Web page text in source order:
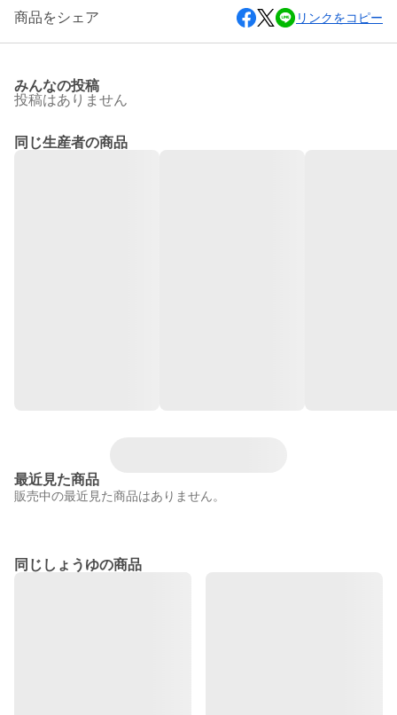
商品をシェア リンクをコピー
みんなの投稿
投稿はありません
同じ生産者の商品
最近見た商品
販売中の最近見た商品はありません。
同じしょうゆの商品